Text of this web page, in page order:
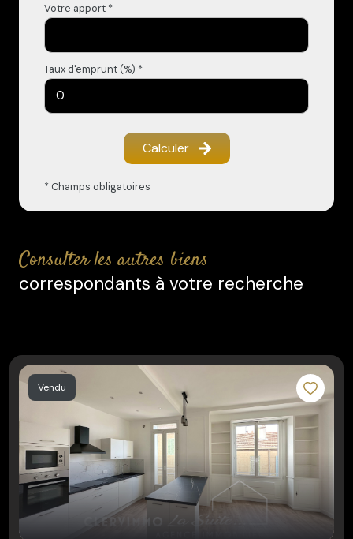
Votre apport *
Taux d'emprunt (%) *
Calculer
* Champs obligatoires
consulter les autres biens
correspondants à votre recherche
Vendu